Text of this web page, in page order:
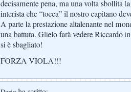
decisamente pena, ma una volta sbollita
interista che “tocca” il nostro capitano
A parte la prestazione altalenante nel
una battuta. Glielo farà vedere Riccardo
si è sbagliato!
FORZA VIOLA!!!